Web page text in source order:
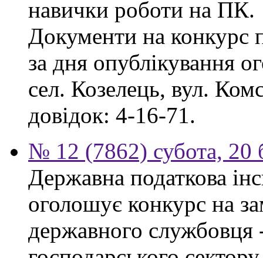
навички роботи на ПК.
Документи на конкурс
за дня опублікування
сел. Козелець, вул.
довідок: 4-16-71.
№ 12 (7862) субота, 20
Державна податкова
оголошує конкурс на
державного службовця